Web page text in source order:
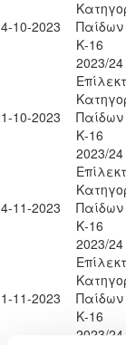
10-2023
Παίδων
Κ-16
2023/24
10-2023
Παίδων
Κ-16
2023/24
11-2023
Παίδων
Κ-16
2023/24
11-2023
Παίδων
Κ-16
2023/24